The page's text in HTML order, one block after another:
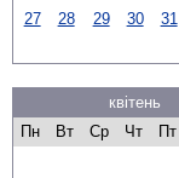
27
28 29 30 31
квітень
Пн
Вт Ср Чт Пт